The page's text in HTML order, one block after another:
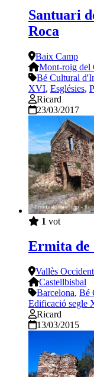
Santuari
Roca
Baix Camp
Mont-roig del
Bé Cultural
XVI, Esglésies,
Ricard
23/03/2017
1 vot
Ermita de
Vallès
Castellbisbal
Barcelona, Bé
Edificació segle
Ricard
13/03/2015